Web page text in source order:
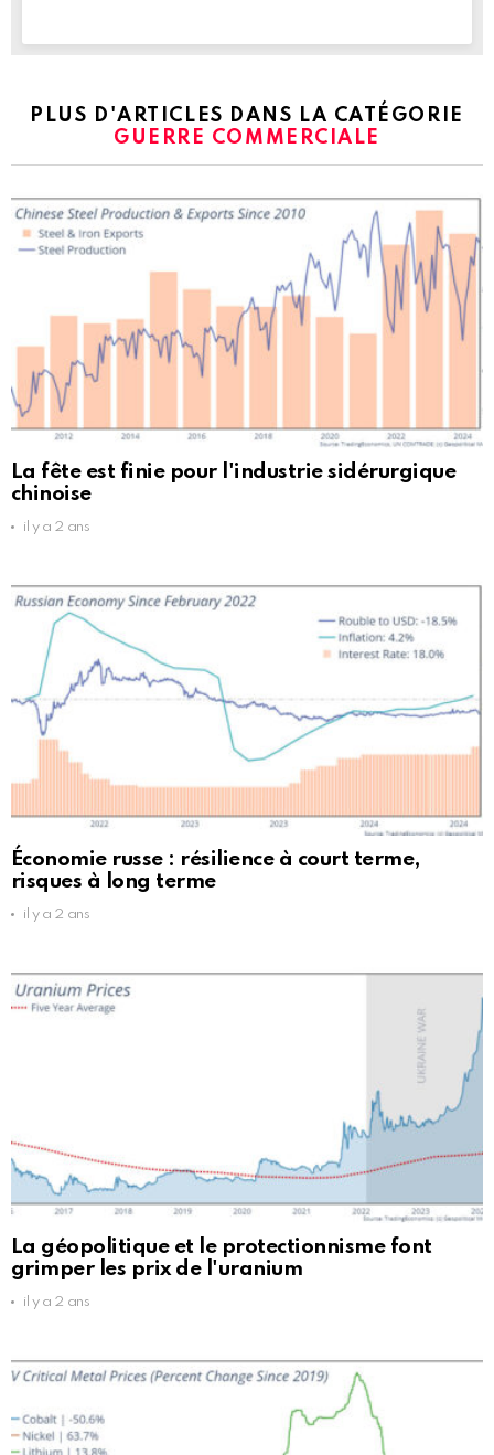
PLUS D'ARTICLES DANS LA CATÉGORIE
GUERRE COMMERCIALE
La fête est finie pour l'industrie sidérurgique
chinoise
il y a 2 ans
Économie russe : résilience à court terme,
risques à long terme
il y a 2 ans
La géopolitique et le protectionnisme font
grimper les prix de l'uranium
il y a 2 ans